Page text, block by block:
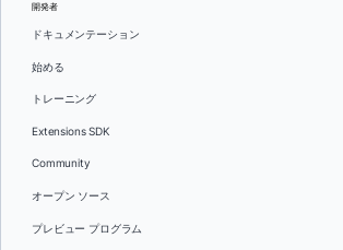
開発者
ドキュメンテーション
始める
トレーニング
Extensions SDK
Community
オープン ソース
プレビュー プログラム